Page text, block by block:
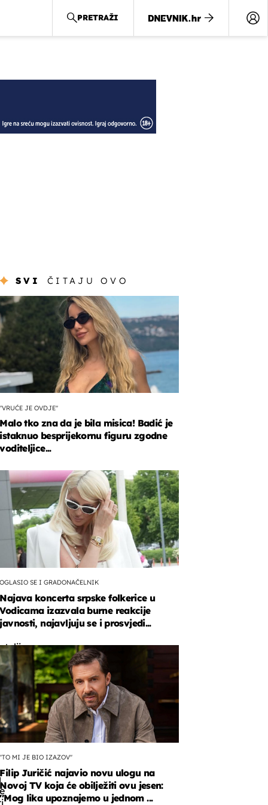
PRETRAŽI
SVI ČITAJU OVO
"VRUĆE JE OVDJE"
Malo tko zna da je bila misica! Badić je
istaknuo besprijekornu figuru zgodne
voditeljice...
OGLASIO SE I GRADONAČELNIK
Najava koncerta srpske folkerice u
Vodicama izazvala burne reakcije
javnosti, najavljuju se i prosvjedi...
''TO MI JE BIO IZAZOV''
Filip Juričić najavio novu ulogu na
Novoj TV koja će obilježiti ovu jesen:
''Mog lika upoznajemo u jednom ...